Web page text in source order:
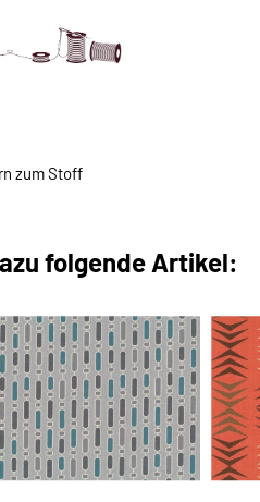
zum Stoff
folgende Artikel: